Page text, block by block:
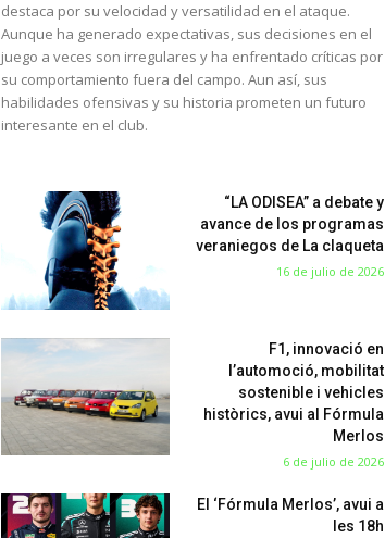
destaca por su velocidad y versatilidad en el ataque.
Aunque ha generado expectativas, sus decisiones en el
juego a veces son irregulares y ha enfrentado críticas por
su comportamiento fuera del campo. Aun así, sus
habilidades ofensivas y su historia prometen un futuro
interesante en el club.
“LA ODISEA” a debate y
avance de los programas
veraniegos de La claqueta
16 de julio de 2026
F1, innovació en
l’automoció, mobilitat
sostenible i vehicles
històrics, avui al Fórmula
Merlos
6 de julio de 2026
El ‘Fórmula Merlos’, avui a
les 18h